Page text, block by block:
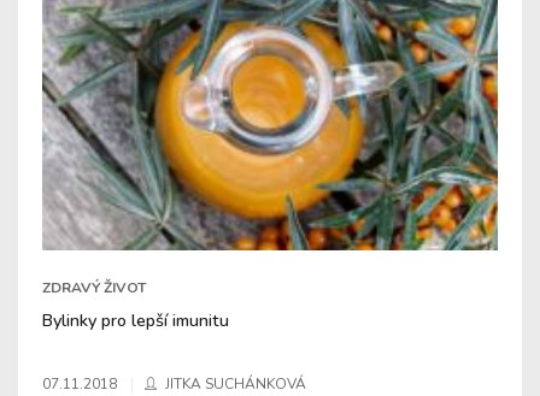
ZDRAVÝ ŽIVOT
Bylinky pro lepší imunitu
07.11.2018 JITKA SUCHÁNKOVÁ